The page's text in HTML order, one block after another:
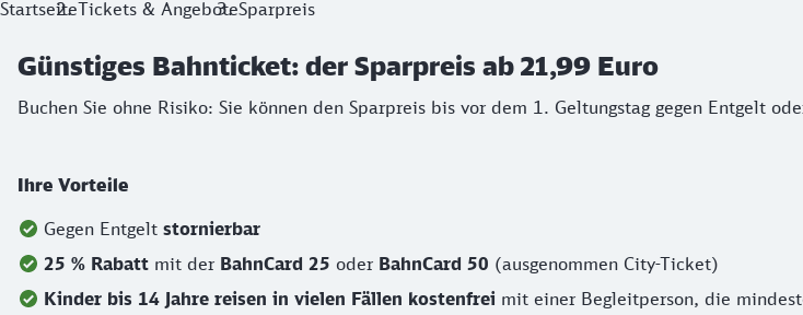
StartseiteTickets & AngeboteSparpreis
Günstiges Bahnticket: der Sparpreis ab 21,99 Euro
Buchen Sie ohne Risiko: Sie können den Sparpreis bis vor dem 1. Geltungstag gegen Entgelt
Ihre Vorteile
Gegen Entgelt stornierbar
25 % Rabatt mit der BahnCard 25 oder BahnCard 50 (ausgenommen City-Ticket)
Kinder bis 14 Jahre reisen in vielen Fällen kostenfrei mit einer Begleitperson, die